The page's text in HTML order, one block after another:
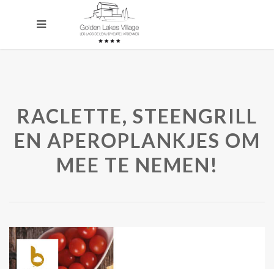
RACLETTE, STEENGRILL
EN APEROPLANKJES OM
MEE TE NEMEN!